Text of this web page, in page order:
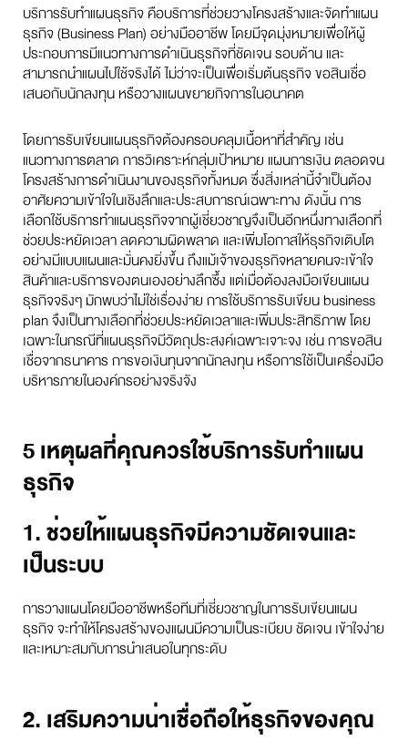
บริการรับทำแผนธุรกิจ คือบริการที่ช่วยวางโครงสร้างและจัดทำแผน
ธุรกิจ (Business Plan) อย่างมืออาชีพ โดยมีจุดมุ่งหมายเพื่อให้ผู้
ประกอบการมีแนวทางการดำเนินธุรกิจที่ชัดเจน รอบด้าน และ
สามารถนำแผนไปใช้จริงได้ ไม่ว่าจะเป็นเพื่อเริ่มต้นธุรกิจ ขอสินเชื่อ
เสนอกับนักลงทุน หรือวางแผนขยายกิจการในอนาคต
โดยการรับเขียนแผนธุรกิจต้องครอบคลุมเนื้อหาที่สำคัญ เช่น
แนวทางการตลาด การวิเคราะห์กลุ่มเป้าหมาย แผนการเงิน ตลอดจน
โครงสร้างการดำเนินงานของธุรกิจทั้งหมด ซึ่งสิ่งเหล่านี้จำเป็นต้อง
อาศัยความเข้าใจในเชิงลึกและประสบการณ์เฉพาะทาง ดังนั้น การ
เลือกใช้บริการทำแผนธุรกิจจากผู้เชี่ยวชาญจึงเป็นอีกหนึ่งทางเลือกที่
ช่วยประหยัดเวลา ลดความผิดพลาด และเพิ่มโอกาสให้ธุรกิจเติบโต
อย่างมีแบบแผนและมั่นคงยิ่งขึ้น ถึงแม้เจ้าของธุรกิจหลายคนจะเข้าใจ
สินค้าและบริการของตนเองอย่างลึกซึ้ง แต่เมื่อต้องลงมือเขียนแผน
ธุรกิจจริงๆ มักพบว่าไม่ใช่เรื่องง่าย การใช้บริการรับเขียน business
plan จึงเป็นทางเลือกที่ช่วยประหยัดเวลาและเพิ่มประสิทธิภาพ โดย
เฉพาะในกรณีที่แผนธุรกิจมีวัตถุประสงค์เฉพาะเจาะจง เช่น การขอสิน
เชื่อจากธนาคาร การขอเงินทุนจากนักลงทุน หรือการใช้เป็นเครื่องมือ
บริหารภายในองค์กรอย่างจริงจัง
5 เหตุผลที่คุณควรใช้บริการรับทำแผน
ธุรกิจ
1. ช่วยให้แผนธุรกิจมีความชัดเจนและ
เป็นระบบ
การวางแผนโดยมืออาชีพหรือทีมที่เชี่ยวชาญในการรับเขียนแผน
ธุรกิจ จะทำให้โครงสร้างของแผนมีความเป็นระเบียบ ชัดเจน เข้าใจง่าย
และเหมาะสมกับการนำเสนอในทุกระดับ
2. เสริมความน่าเชื่อถือให้ธุรกิจของคุณ